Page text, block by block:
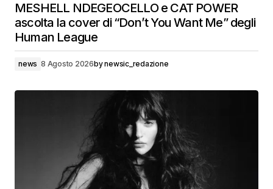
MESHELL NDEGEOCELLO e CAT POWER
ascolta la cover di “Don’t You Want Me” degli
Human League
news 8 Agosto 2026bynewsic_redazione